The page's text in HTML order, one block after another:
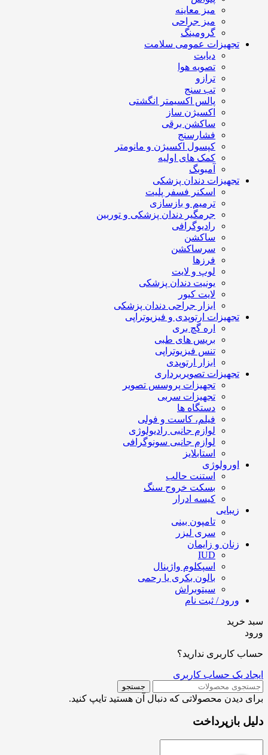
میز معاینه
میز جراحی
گرومینگ
تجهیزات عمومی سلامت
دیابت
تصویه هوا
ترازو
تب سنج
پالس اکسیمتر انگشتی
اکسیژن ساز
ساکشن برقی
فشارسنج
کپسول اکسیژن و مانومتر
کمک های اولیه
آمبوبگ
تجهیزات دندان پزشکی
اسکنر فسفر پلیت
ترمیم و بازسازی
جرمگیر دندان پزشکی و توربین
رادیوگرافی
ساکشن
سرساکشن
فرزها
لوپ و لایت
یونیت دندان پزشکی
لایت کیور
ابزار جراحی دندان پزشکی
تجهیزات ارتوپدی و فیزیوتراپی
اره گچ بری
بریس های طبی
تنس فیزیوتراپی
ابزار ارتوپدی
تجهیزات تصویربرداری
تجهیزات پروسس تصویر
تجهیزات سربی
دستگاه ها
فیلم، کاست و فولی
لوازم جانبی رادیولوژی
لوازم جانبی سونوگرافی
استابلایز
اورولوژی
استنت حالب
بسکت خروج سنگ
کیسه ادرار
زیبایی
تامپون بینی
سری لیزر
زنان و زایمان
IUD
اسپکلوم واژینال
بالون بکری یا رحمی
سیتوبراش
ورود / ثبت نام
سبد خرید
ورود
حساب کاربری ندارید؟
ایجاد یک حساب کاربری
جستجو
برای دیدن محصولاتی که دنبال آن هستید تایپ کنید.
دلیل بازپرداخت